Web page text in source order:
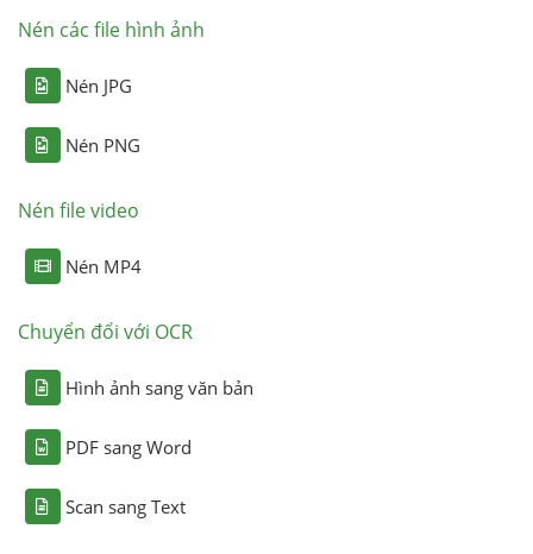
Nén các file hình ảnh
Nén JPG
Nén PNG
Nén file video
Nén MP4
Chuyển đổi với OCR
Hình ảnh sang văn bản
PDF sang Word
Scan sang Text